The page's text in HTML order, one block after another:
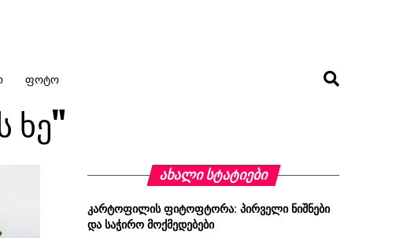
ᲤᲝᲢᲝ
ხე"
ᲐᲮᲐᲚᲘ ᲡᲢᲐᲢᲘᲔᲑᲘ
კარტოფილის ფიტოფტორა: პირველი ნიშნები
და საჭირო მოქმედებები